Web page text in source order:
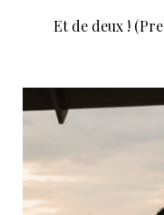
Et de deux !